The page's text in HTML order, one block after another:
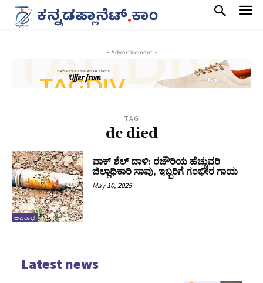
- Advertisement -
TAG
dc died
ಅಪರಾಧ
ಪಾಕ್‌ ಶೆಲ್‌ ದಾಳಿ: ರಜೌರಿಯ ಹೆಚ್ಚುವರಿ
ಜಿಲ್ಲಾಧಿಕಾರಿ ಸಾವು, ಇಬ್ಬರಿಗೆ ಗಂಭೀರ ಗಾಯ
May 10, 2025
Latest news